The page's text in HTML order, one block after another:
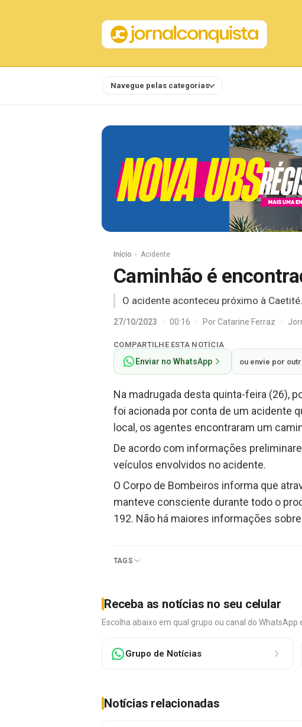
Navegue pelas categorias
Início Acidente
Caminhão é
O acidente aconteceu próximo à Caetité.
27/10/2023 · 00:16 · PorCatarine Ferraz ·
COMPARTILHE ESTA NOTÍCIA
Enviar no WhatsApp ou envie por
Na madrugada desta quinta-feira (26),
foi acionada por conta de um acidente
local, os agentes encontraram um
De acordo com informações
veículos envolvidos no acidente.
O Corpo de Bombeiros informa que
manteve consciente durante todo o
192. Não há maiores informações
TAGS
Receba as notícias no seu celular
Escolha abaixo em qual grupo ou canal do WhatsApp
Grupo de Notícias
Notícias relacionadas